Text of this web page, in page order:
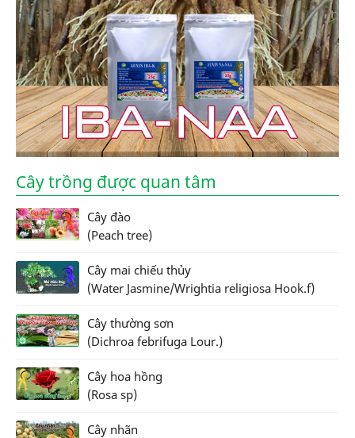
Cây trồng được quan tâm
Cây đào
(Peach tree)
Cây mai chiếu thủy
(Water Jasmine/Wrightia religiosa Hook.f)
Cây thường sơn
(Dichroa febrifuga Lour.)
Cây hoa hồng
(Rosa sp)
Cây nhãn